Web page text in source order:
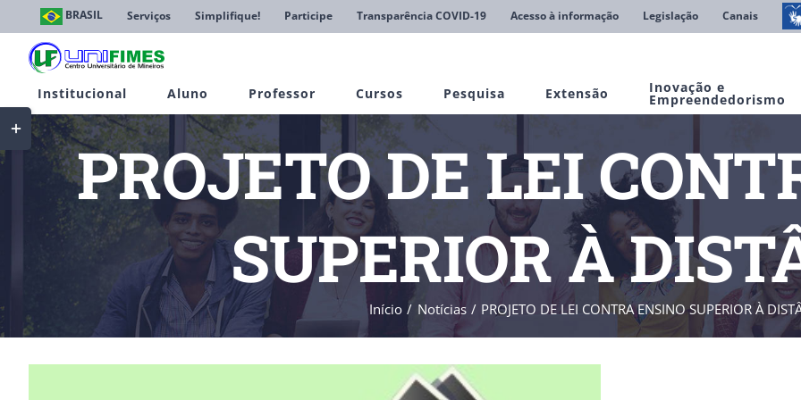
conteúdo
BRASIL Serviços Simplifique! Participe Transparência COVID-19 Acesso à informação Legislação Canais
Institucional Aluno Professor Cursos Pesquisa Extensão Inovação e
Empreendedorismo
PROJETO DE LEI
SUPERIOR À
Início Notícias PROJETO DE LEI CONTRA ENSINO SUPERIOR À
Toggle
Sliding
Bar